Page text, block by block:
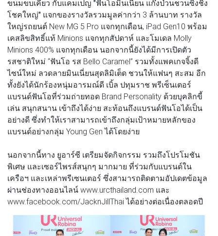
ขนมขบเคี้ยว กับแคมเปญ "ฟันโอมินเนี่ยน แก๊งป่วนชวนซิ่งชิง
โชคใหญ่" แจกของรางวัลรวมมูลค่ากว่า 3 ล้านบาท รางวัล
ใหญ่รถยนต์ New MG 5 Pro แจกทุกเดือน, iPad Gen10 พร้อม
เคสลิขสิทธิ์แท้ Minions แจกทุกสัปดาห์ และโมเดล Molly
Minions 400% แจกทุกเดือน นอกจากนี้ยังได้มีการเปิดตัว
รสชาติใหม่ “ฟันโอ รส Bello Caramel” รวมทั้งแพคเกจจิ้งดี
ไซน์ใหม่ ลวดลายมินเนี่ยนสุดลิมิเต็ด ชวนให้แฟนๆ สะสม อีก
ทั้งยังได้นักร้องหนุ่มอารมณ์ดี เบิ้ล ปทุมราช พรีเซ็นเตอร์
แบรนด์ฟันโอที่ร่วมถ่ายทอด Brand Personality ด้วยบุคลิกขี้
เล่น สนุกสนาน เข้าถึงได้ง่าย สะท้อนถึงแบรนด์ฟันโอได้เป็น
อย่างดี ซึ่งทำให้เราสามารถเข้าถึงกลุ่มเป้าหมายหลักของ
แบรนด์อย่างกลุ่ม Young Gen ได้โดยง่าย
นอกจากนี้ทาง ยูอาร์ซี เตรียมจัดกิจกรรม รวมถึงโปรโมชัน
พิเศษ และเซอร์ไพรส์สนุกๆ มากมาย ที่ร่วมกับแบรนด์ใน
เครือฯ และเหล่าพรีเซนเตอร์ ซึ่งสามารถติดตามอัปเดตข้อมูล
ผ่านช่องทางออนไลน์ www.urcthailand.com และ
www.facebook.com/JacknJillThai ได้อย่างต่อเนื่องตลอดปี